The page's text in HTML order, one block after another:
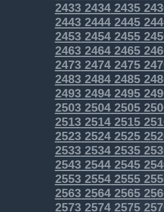
243324342435
244324442445
245324542455
246324642465
247324742475
248324842485
249324942495
250325042505
251325142515
252325242525
253325342535
254325442545
255325542555
256325642565
257325742575